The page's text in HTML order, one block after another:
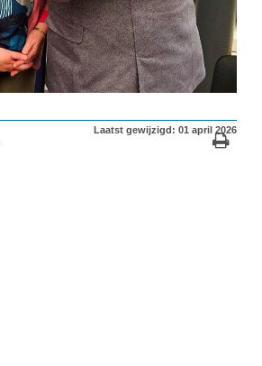
Laatst gewijzigd: 01 april 2026